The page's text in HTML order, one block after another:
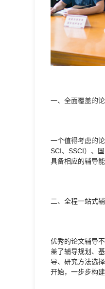
一、全面覆盖的
一个值得考虑的
SCI、SSCI）、
具备相应的辅导
二、全程一站式
优秀的论文辅导
盖了辅导规划、
导、研究方法选
开始，一步步构